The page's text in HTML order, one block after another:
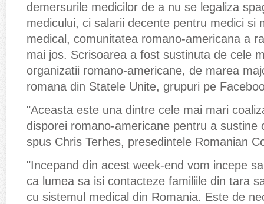
demersurile medicilor de a nu se legaliza
medicului, ci salarii decente pentru medici si
medical, comunitatea romano-americana a
mai jos. Scrisoarea a fost sustinuta de cele
organizatii romano-americane, de marea
romana din Statele Unite, grupuri pe
"Aceasta este una dintre cele mai mari
disporei romano-americane pentru a sustine
spus Chris Terhes, presedintele Romanian
"Incepand din acest week-end vom incepe
ca lumea sa isi contacteze familiile din tara
cu sistemul medical din Romania. Este de